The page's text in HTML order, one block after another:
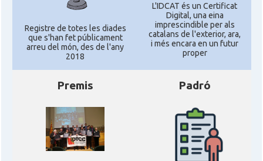
Registre de totes les diades
que s'han fet públicament
arreu del món, des de l'any
2018
L'IDCAT és un Certificat
Digital, una eina
imprescindible per als
catalans de l'exterior, ara,
i més encara en un futur
proper
Premis Padró